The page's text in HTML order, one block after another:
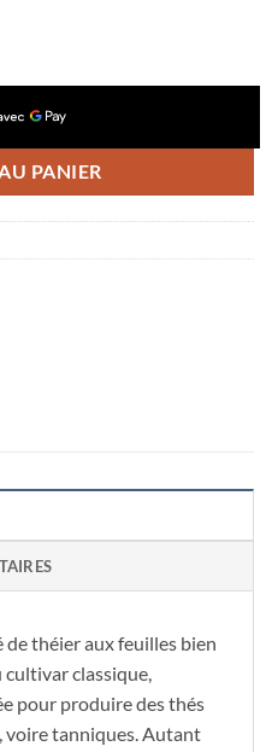
PANIER
de théier aux feuilles bien
cultivar classique,
pour produire des thés
voire tanniques. Autant